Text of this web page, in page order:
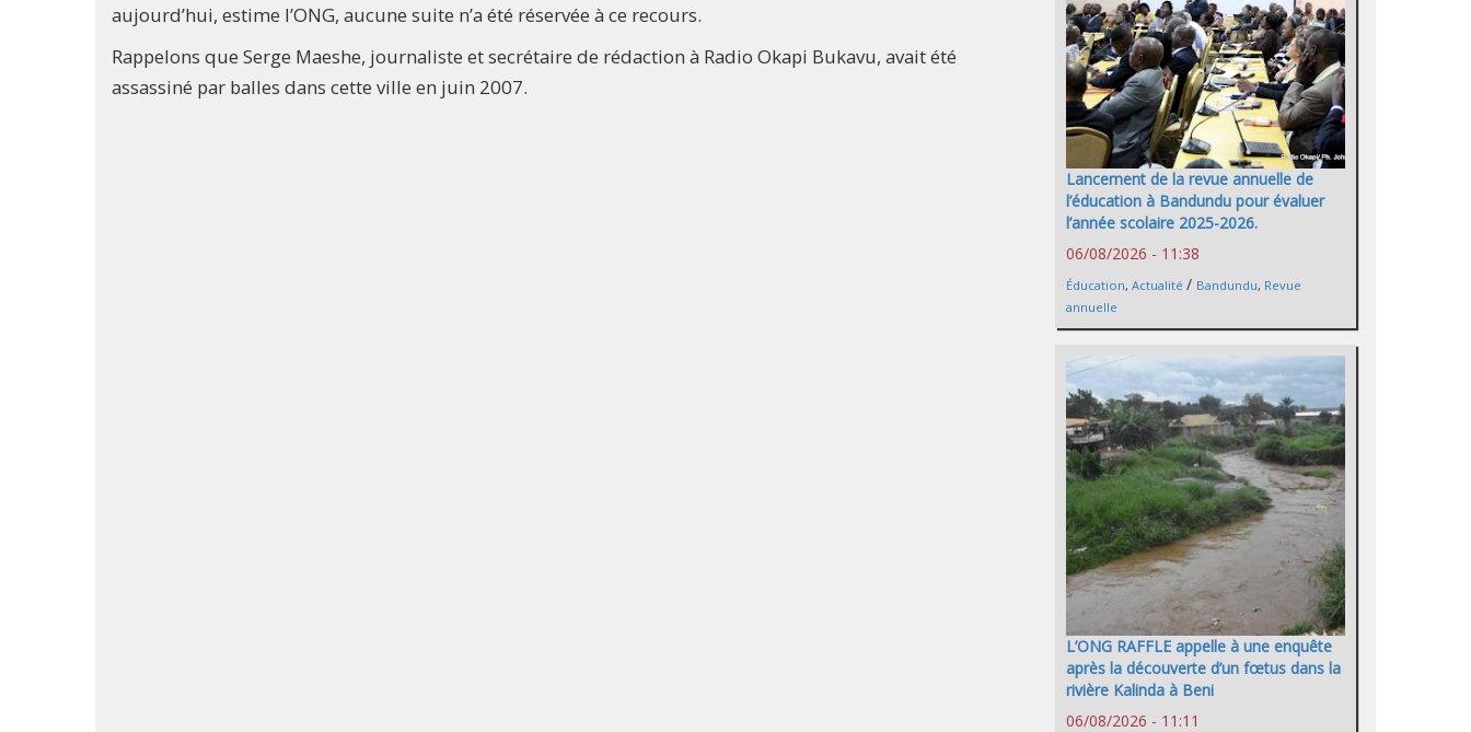
aujourd’hui, estime l’ONG, aucune suite n’a été réservée à ce recours.
Rappelons que Serge Maeshe, journaliste et secrétaire de rédaction à Radio Okapi Bukavu, avait été
assassiné par balles dans cette ville en juin 2007.
Lancement de la revue annuelle de
l’éducation à Bandundu pour évaluer
l’année scolaire 2025-2026.
06/08/2026 - 11:38
Éducation, Actualité / Bandundu, Revue
annuelle
L’ONG RAFFLE appelle à une enquête
après la découverte d’un fœtus dans la
rivière Kalinda à Beni
06/08/2026 - 11:11